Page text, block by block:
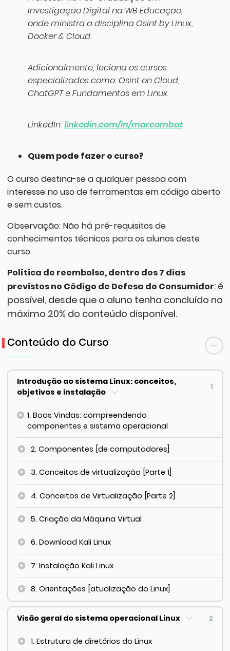
Investigação Digital na WB Educação,
onde ministra a disciplina Osint by Linux,
Docker & Cloud.
Adicionalmente, leciona os cursos
especializados como: Osint on Cloud,
ChatGPT e Fundamentos em Linux.
LinkedIn:linkedin.com/in/marcombat
Quem pode fazer o curso?
O curso destina-se a qualquer pessoa com
interesse no uso de ferramentas em código aberto
e sem custos.
Observação: Não há pré-requisitos de
conhecimentos técnicos para os alunos deste
curso.
Política de reembolso, dentro dos 7 dias
previstos no Código de Defesa do Consumidor: é
possível, desde que o aluno tenha concluído no
máximo 20% do conteúdo disponível.
Conteúdo do Curso
Introdução ao sistema Linux: conceitos,
objetivos e instalação
1
1. Boas Vindas: compreendendo
componentes e sistema operacional
2. Componentes [de computadores]
3. Conceitos de virtualização [Parte 1]
4. Conceitos de Virtualização [Parte 2]
5. Criação da Máquina Virtual
6. Download Kali Linux
7. Instalação Kali Linux
8. Orientações [atualização do Linux]
Visão geral do sistema operacional Linux 2
1. Estrutura de diretórios do Linux